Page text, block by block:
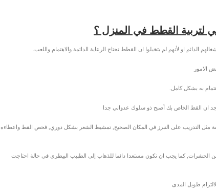
لتربية القطط في المنزل ؟
الدائم او لأنهم لم يتخيلوا ان القطط تحتاج الرعاية الدائمة والاهتمام واللعب.
الامور
به بشكل كامل.
ان القط الخاص بك أصبح ذو سلوك عدواني جدا
مثل التدريب على التبرز في المكان الصحيح, تمشيط الشعر بشكل دوري, فحص القط واعطاءه
الحشرات, كما يجب ان تكون مستعدا دائما للذهاب إلى الطبيب البيطري في حالة احتاجت
طويل المدى